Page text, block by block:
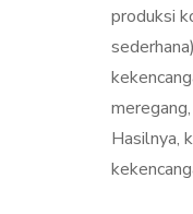
produksi
Hasilnya,